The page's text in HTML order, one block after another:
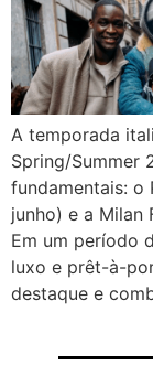
A temporada
Spring/Summer
fundamentais: o
junho) e a Milan
Em um período
luxo e prêt-à-
destaque e